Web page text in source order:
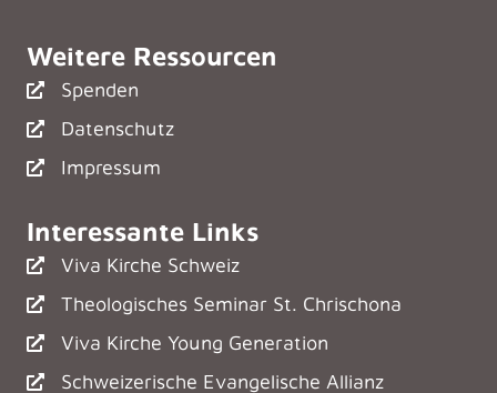
Weitere Ressourcen
Spenden
Datenschutz
Impressum
Interessante Links
Viva Kirche Schweiz
Theologisches Seminar St. Chrischona
Viva Kirche Young Generation
Schweizerische Evangelische Allianz